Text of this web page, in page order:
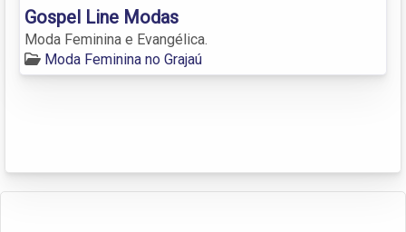
Gospel Line Modas
Moda Feminina e Evangélica.
Moda Feminina no Grajaú